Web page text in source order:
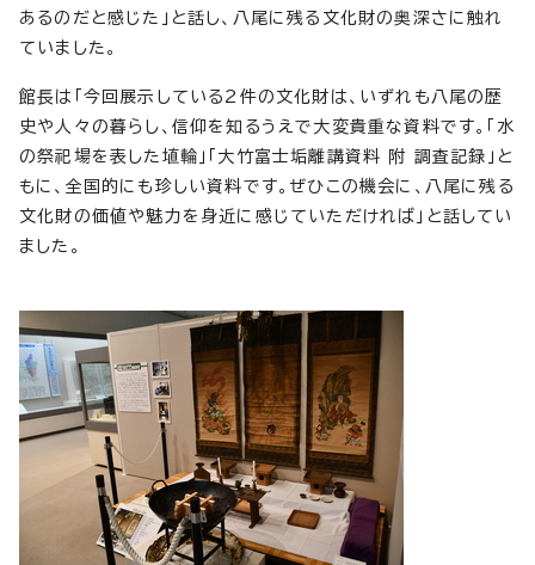
あるのだと感じた」と話し、八尾に残る文化財の奥深さに触れ
ていました。
館長は「今回展示している2件の文化財は、いずれも八尾の歴
史や人々の暮らし、信仰を知るうえで大変貴重な資料です。「水
の祭祀場を表した埴輪」「大竹富士垢離講資料 附 調査記録」と
もに、全国的にも珍しい資料です。ぜひこの機会に、八尾に残る
文化財の価値や魅力を身近に感じていただければ」と話してい
ました。